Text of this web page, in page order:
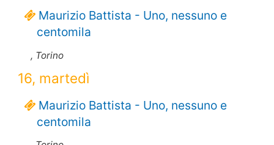
Maurizio Battista - Uno, nessuno e
centomila
, Torino
16, martedì
Maurizio Battista - Uno, nessuno e
centomila